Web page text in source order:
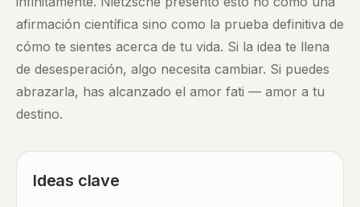
afirmación científica sino como la prueba definitiva de
cómo te sientes acerca de tu vida. Si la idea te llena
de desesperación, algo necesita cambiar. Si puedes
abrazarla, has alcanzado el amor fati — amor a tu
destino.
Ideas clave